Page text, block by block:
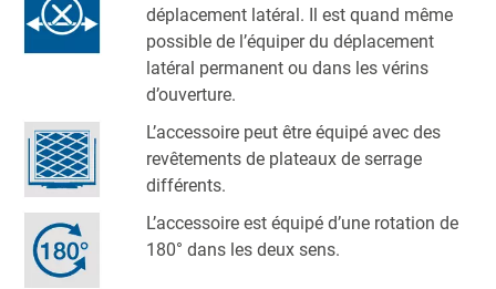
déplacement latéral. Il est quand même
possible de l’équiper du déplacement
latéral permanent ou dans les vérins
d’ouverture.
L’accessoire peut être équipé avec des
revêtements de plateaux de serrage
différents.
L’accessoire est équipé d’une rotation de
180° dans les deux sens.